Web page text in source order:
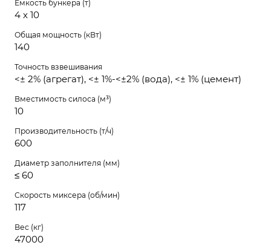
Емкость бункера (т)
4 х 10
Общая мощность (кВт)
140
Точность взвешивания
<± 2% (агрегат), <± 1%-<±2% (вода), <± 1% (цемент)
Вместимость силоса (м³)
10
Производительность (т/ч)
600
Диаметр заполнителя (мм)
≤ 60
Скорость миксера (об/мин)
117
Вес (кг)
47000